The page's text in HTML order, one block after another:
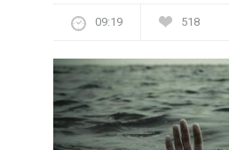
09:19 518